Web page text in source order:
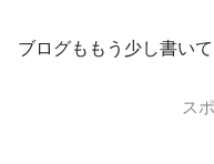
ブログももう少し書いて
ス